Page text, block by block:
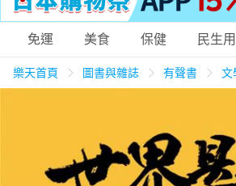
購物網分類
免運 美食 保健 民生
樂天首頁 圖書與雜誌 有聲書 文